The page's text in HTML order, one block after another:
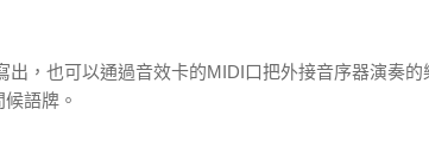
，也可以通過音效卡的MIDI口把外接音序器演奏的
語牌。